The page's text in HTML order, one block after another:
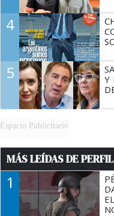
4
5
Y
Espacio Publicitario
MÁS LEÍDAS DE PERFIL
1